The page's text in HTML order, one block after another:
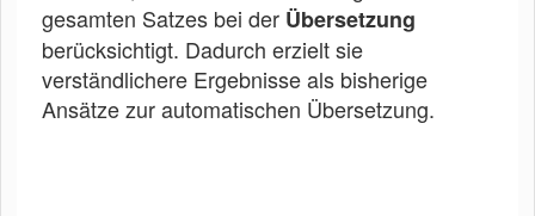
gesamten Satzes bei der Übersetzung
berücksichtigt. Dadurch erzielt sie
verständlichere Ergebnisse als bisherige
Ansätze zur automatischen Übersetzung.